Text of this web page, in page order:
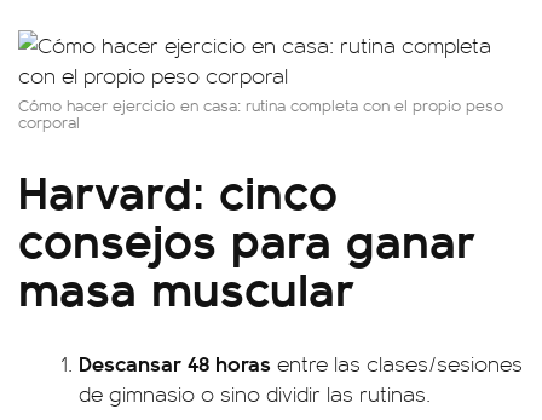
Cómo hacer ejercicio en casa: rutina completa con el propio peso
corporal
Harvard: cinco
consejos para ganar
masa muscular
Descansar 48 horas entre las clases/sesiones
de gimnasio o sino dividir las rutinas.